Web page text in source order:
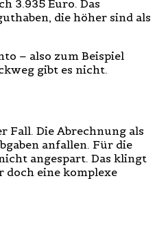
3.935 Euro. Das
die höher sind als
– also zum Beispiel
gibt es nicht.
Fall. Die Abrechnung als
anfallen. Für die
angespart. Das klingt
eine komplexe